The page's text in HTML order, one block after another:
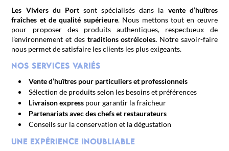
Les Viviers du Port sont spécialisés dans la vente d’huîtres
fraîches et de qualité supérieure. Nous mettons tout en œuvre
pour proposer des produits authentiques, respectueux de
l’environnement et des traditions ostréicoles. Notre savoir-faire
nous permet de satisfaire les clients les plus exigeants.
Nos services variés
Vente d’huîtres pour particuliers et professionnels
Sélection de produits selon les besoins et préférences
Livraison express pour garantir la fraîcheur
Partenariats avec des chefs et restaurateurs
Conseils sur la conservation et la dégustation
Une expérience inoubliable